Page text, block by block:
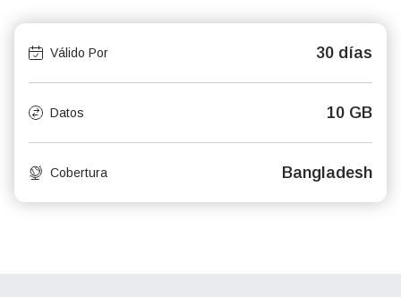
Válido Por 30 días
Datos 10 GB
Cobertura Bangladesh